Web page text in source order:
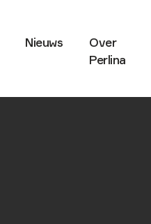
Nieuws
Over
Perlina